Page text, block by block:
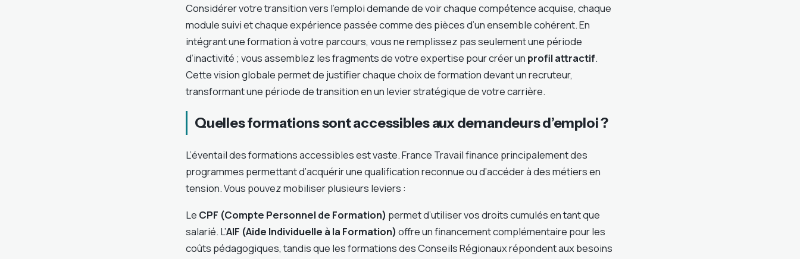
Considérer votre transition vers l’emploi demande de voir chaque compétence acquise, chaque
module suivi et chaque expérience passée comme des pièces d’un ensemble cohérent. En
intégrant une formation à votre parcours, vous ne remplissez pas seulement une période
d’inactivité ; vous assemblez les fragments de votre expertise pour créer un profil attractif.
Cette vision globale permet de justifier chaque choix de formation devant un recruteur,
transformant une période de transition en un levier stratégique de votre carrière.
Quelles formations sont accessibles aux demandeurs d’emploi ?
L’éventail des formations accessibles est vaste. France Travail finance principalement des
programmes permettant d’acquérir une qualification reconnue ou d’accéder à des métiers en
tension. Vous pouvez mobiliser plusieurs leviers :
Le CPF (Compte Personnel de Formation) permet d’utiliser vos droits cumulés en tant que
salarié. L’AIF (Aide Individuelle à la Formation) offre un financement complémentaire pour les
coûts pédagogiques, tandis que les formations des Conseils Régionaux répondent aux besoins